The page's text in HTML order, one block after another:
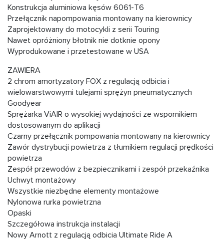
Konstrukcja aluminiowa kęsów 6061-T6
Przełącznik napompowania montowany na kierownicy
Zaprojektowany do motocykli z serii Touring
Nawet opróżniony błotnik nie dotknie opony
Wyprodukowane i przetestowane w USA
ZAWIERA
2 chrom amortyzatory FOX z regulacją odbicia i
wielowarstwowymi tulejami sprężyn pneumatycznych
Goodyear
Sprężarka ViAIR o wysokiej wydajności ze wspornikiem
dostosowanym do aplikacji
Czarny przełącznik pompowania montowany na kierownicy
Zawór dystrybucji powietrza z tłumikiem regulacji prędkości
powietrza
Zespół przewodów z bezpiecznikami i zespół przekaźnika
Uchwyt montażowy
Wszystkie niezbędne elementy montażowe
Nylonowa rurka powietrzna
Opaski
Szczegółowa instrukcja instalacji
Nowy Arnott z regulacją odbicia Ultimate Ride A